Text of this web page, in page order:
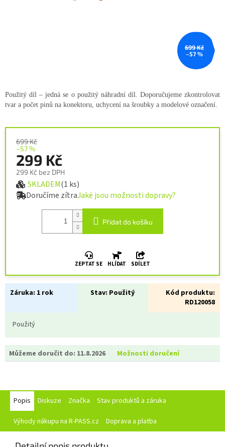
699 Kč
–57 %
699 Kč
–57 %
299 Kč
299 Kč bez DPH
Měrná cena:
SKLADEM(1 ks)
Doručíme zítraJaké jsou možnosti dopravy?
Přidat do košíku
ZEPTAT SE HLÍDAT SDÍLET
Záruka: 1 rok Stav: Použitý
Kód produktu:
RD120058
Použitý
Můžeme doručit do: 11.8.2026 Možnosti doručení
Použitý díl – jedná se o použitý náhradní díl. Doporučujeme zkontrolovat
tvar a počet pinů na konektoru, uchycení na šroubky a modelové označení.
Popis Diskuze Značka Stav produktů a záruka
Výhody nákupu na R-PASS.cz Doprava a platba